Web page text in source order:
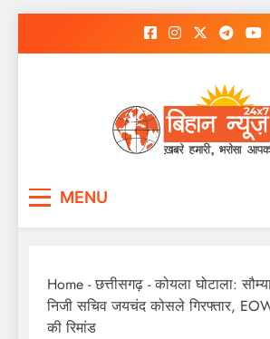
MENU
Home -छत्तीसगढ़ -कोयला घोटाला:
निजी सचिव जयचंद कोसले गिरफ्तार,
की रिमांड